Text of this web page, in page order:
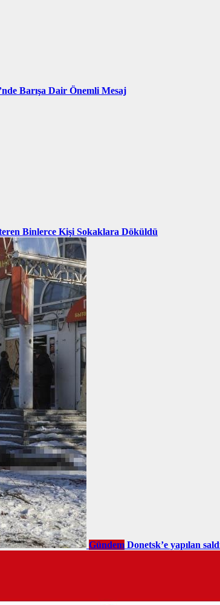
Barışa Dair Önemli Mesaj
Binlerce Kişi Sokaklara Döküldü
Gündem Donetsk’e yapılan